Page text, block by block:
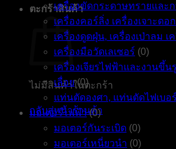
ตะกร้าสินค้า
ไม่มีสินค้าในตะกร้า
กลับสู่หน้าร้านค้า
เครื่องขัดกระดาษทรายและ
เครื่องคอร์ลิ่ง เครื่องเจาะดอ
เครื่องดูดฝุ่น, เครื่องเป่าลม เ
เครื่องมือวัดเลเซอร์ (0)
เครื่องเจียรไฟฟ้าและงานขึ้น
เลื่อย (0)
แท่นตัดองศา, แท่นตัดไฟเบอร์
มอเตอร์ไฟฟ้า (0)
มอเตอร์กันระเบิด (0)
มอเตอร์เหนี่ยวนำ (0)